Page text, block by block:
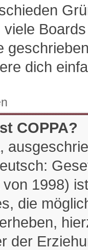
viele
dich
COPPA?
von 1998)
die
der